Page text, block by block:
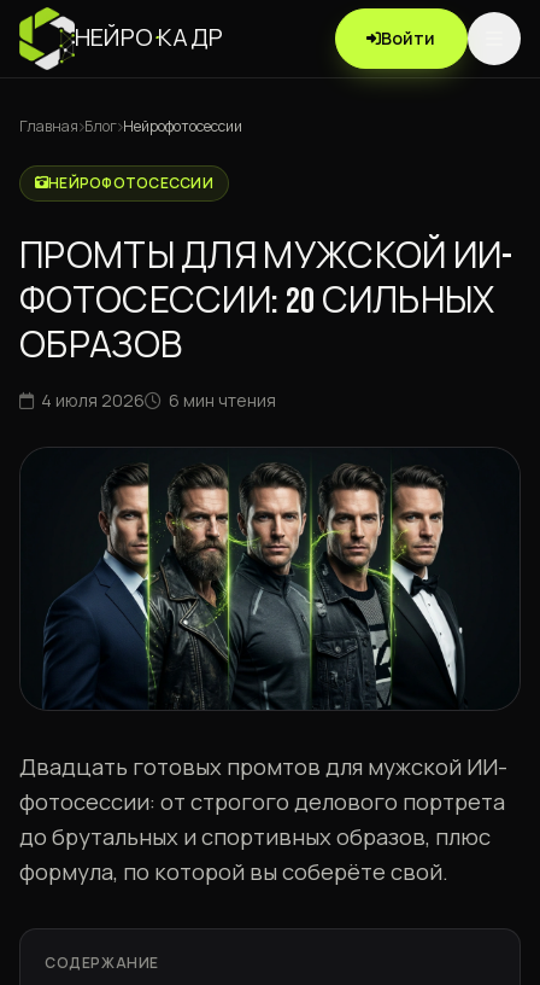
НЕЙРО·КАДР Войти
Главная Блог Нейрофотосессии
НЕЙРОФОТОСЕССИИ
ПРОМТЫ ДЛЯ МУЖСКОЙ ИИ-
ФОТОСЕССИИ: 20 СИЛЬНЫХ
ОБРАЗОВ
4 июля 2026 6 мин чтения
Двадцать готовых промтов для мужской ИИ-
фотосессии: от строгого делового портрета
до брутальных и спортивных образов, плюс
формула, по которой вы соберёте свой.
СОДЕРЖАНИЕ